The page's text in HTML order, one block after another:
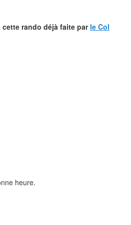
rando déjà faite par le Col
heure.